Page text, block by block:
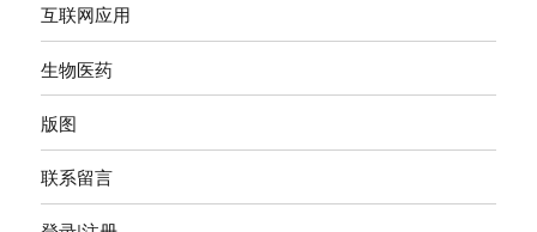
互联网应用
生物医药
版图
联系留言